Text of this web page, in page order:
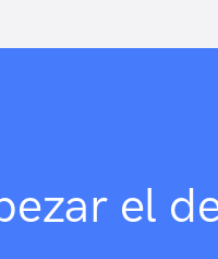
el